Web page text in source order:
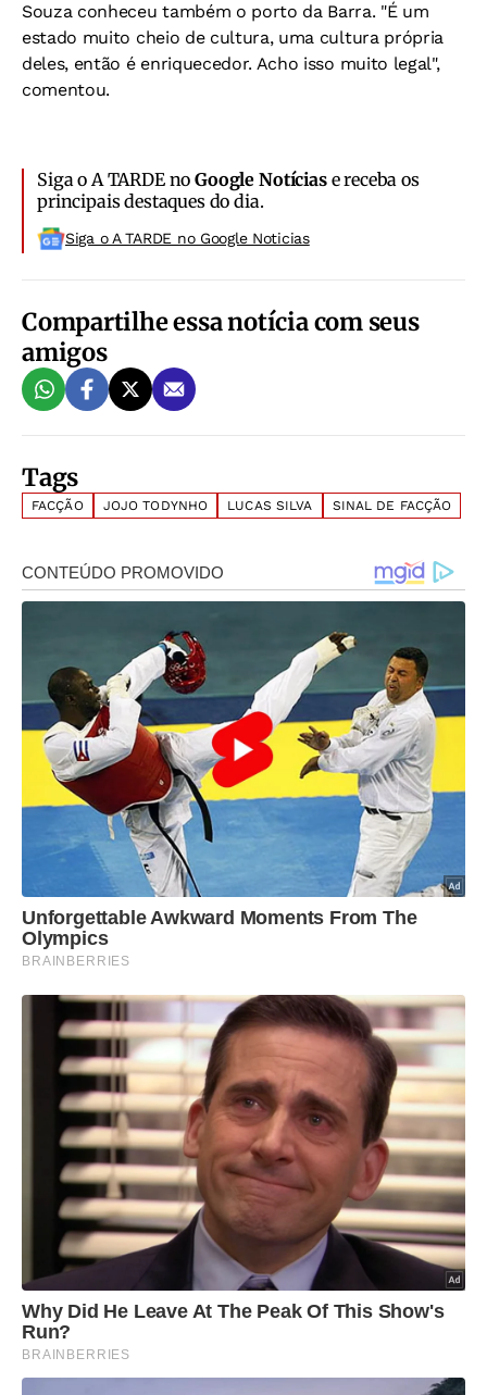
Souza conheceu também o porto da Barra. "É um
estado muito cheio de cultura, uma cultura própria
deles, então é enriquecedor. Acho isso muito legal",
comentou.
Siga o A TARDE noGoogle Notíciase receba os
principais destaques do dia.
Siga o A TARDE no Google Noticias
Compartilhe essa notícia com seus
amigos
Tags
FACÇÃO JOJO TODYNHO LUCAS SILVA SINAL DE FACÇÃO